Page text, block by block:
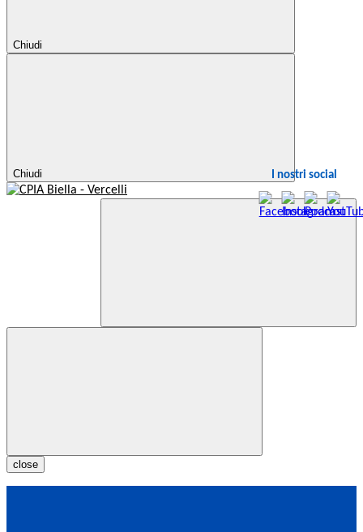
Chiudi
Chiudi I nostri social
close